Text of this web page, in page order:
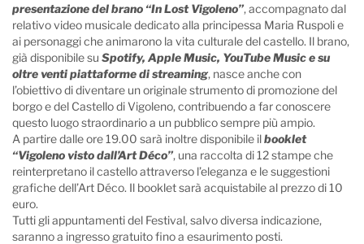
presentazione del brano “In Lost Vigoleno”, accompagnato dal
relativo video musicale dedicato alla principessa Maria Ruspoli e
ai personaggi che animarono la vita culturale del castello. Il brano,
già disponibile su Spotify, Apple Music, YouTube Music e su
oltre venti piattaforme di streaming, nasce anche con
l’obiettivo di diventare un originale strumento di promozione del
borgo e del Castello di Vigoleno, contribuendo a far conoscere
questo luogo straordinario a un pubblico sempre più ampio.
A partire dalle ore 19.00 sarà inoltre disponibile ilbooklet
“Vigoleno visto dall’Art Déco”, una raccolta di 12 stampe che
reinterpretano il castello attraverso l’eleganza e le suggestioni
grafiche dell’Art Déco. Il booklet sarà acquistabile al prezzo di 10
euro.
Tutti gli appuntamenti del Festival, salvo diversa indicazione,
saranno a ingresso gratuito fino a esaurimento posti.